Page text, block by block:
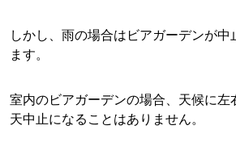
しかし、雨の場合はビアガーデンが中
ます。
室内のビアガーデンの場合、天候に左
天中止になることはありません。